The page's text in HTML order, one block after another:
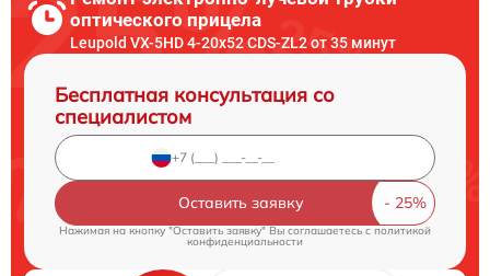
оптического прицела
Leupold VX-5HD 4-20x52 CDS-ZL2 от 35 минут
Бесплатная консультация со
специалистом
Оставить заявку
Нажимая на кнопку "Оставить заявку" Вы соглашаетесь cполитикой
конфиденциальности